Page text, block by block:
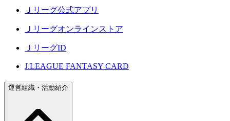
Ｊリーグ公式アプリ
Ｊリーグオンラインストア
ＪリーグID
J.LEAGUE FANTASY CARD
運営組織・活動紹介